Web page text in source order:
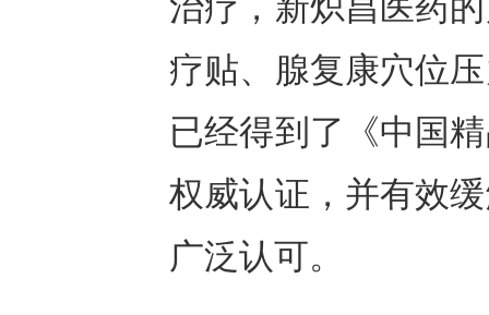
治疗，新炽昌医药
疗贴、腺复康穴位
已经得到了《中国
权威认证，并有效
广泛认可。